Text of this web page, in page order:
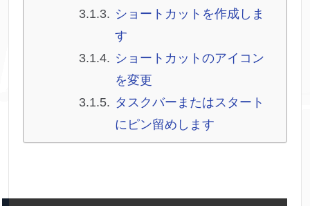
ショートカットを作成しま
す
ショートカットのアイコン
を変更
タスクバーまたはスタート
にピン留めします